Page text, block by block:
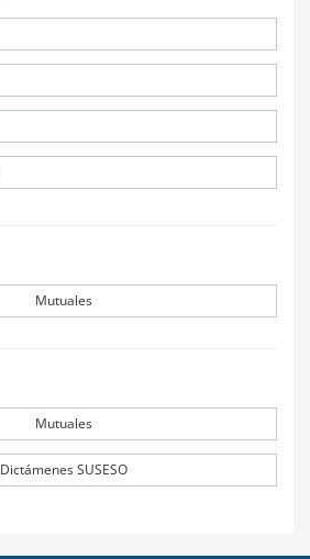
Mutuales
Mutuales
Dictámenes SUSESO